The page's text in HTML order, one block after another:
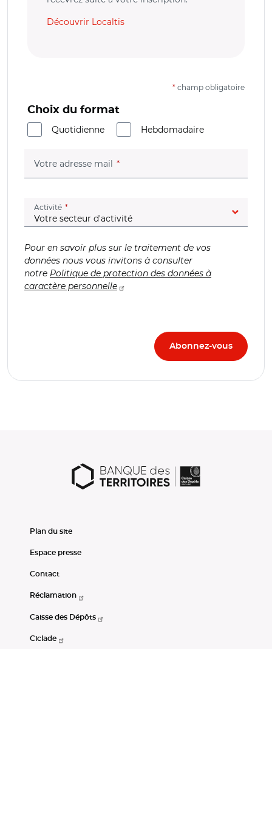
Découvrir Localtis
* champ obligatoire
Choix du format
Quotidienne
Hebdomadaire
Votre adresse mail (champ obligatoire)
Activité (champ obligatoire)
Pour en savoir plus sur le traitement de vos
données nous vous invitons à consulter
notre Politique de protection des données à
caractère personnelle
Plan du site
Espace presse
Contact
Réclamation
Caisse des Dépôts
Ciclade